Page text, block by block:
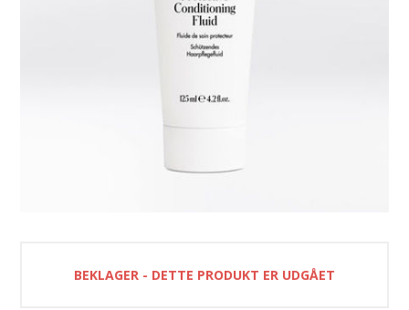
BEKLAGER - DETTE PRODUKT ER UDGÅET